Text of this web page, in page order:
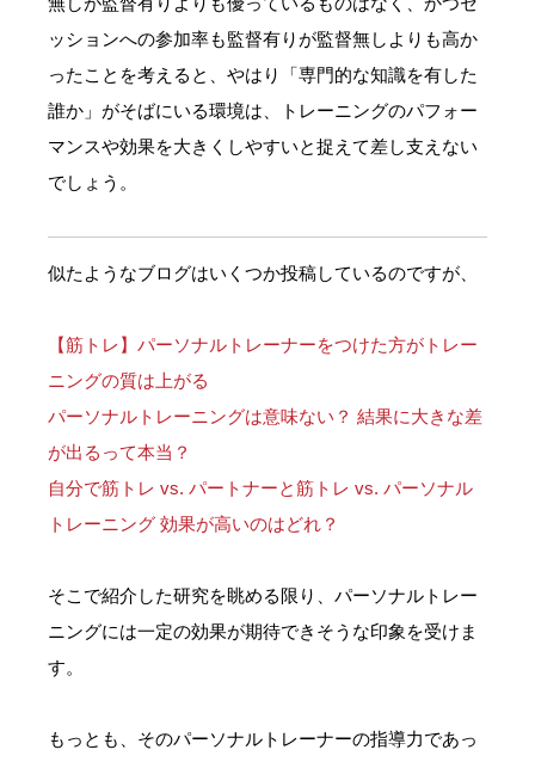
ッションへの参加率も監督有りが監督無しよりも高か
ったことを考えると、やはり「専門的な知識を有した
誰か」がそばにいる環境は、トレーニングのパフォー
マンスや効果を大きくしやすいと捉えて差し支えない
でしょう。
似たようなブログはいくつか投稿しているのですが、
【筋トレ】パーソナルトレーナーをつけた方がトレー
ニングの質は上がる
パーソナルトレーニングは意味ない？ 結果に大きな差
が出るって本当？
自分で筋トレ vs. パートナーと筋トレ vs. パーソナル
トレーニング 効果が高いのはどれ？
そこで紹介した研究を眺める限り、パーソナルトレー
ニングには一定の効果が期待できそうな印象を受けま
す。
もっとも、そのパーソナルトレーナーの指導力であっ